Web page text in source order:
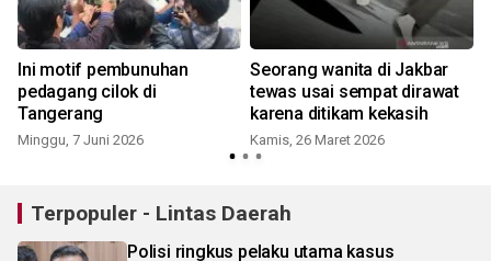
Ini motif pembunuhan
pedagang cilok di
Tangerang
Minggu, 7 Juni 2026
Seorang wanita di Jakbar
tewas usai sempat dirawat
karena ditikam kekasih
Kamis, 26 Maret 2026
Terpopuler - Lintas Daerah
Polisi ringkus pelaku utama kasus